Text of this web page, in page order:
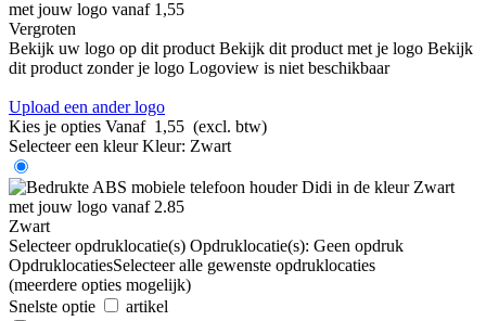
Vergroten
Bekijk uw logo op dit product Bekijk dit product met je logo Bekijk
dit product zonder je logo Logoview is niet beschikbaar
Upload een ander logo
Kies je opties Vanaf 1,55 (excl. btw)
Selecteer een kleur Kleur: Zwart
Zwart
Selecteer opdruklocatie(s) Opdruklocatie(s): Geen opdruk
OpdruklocatiesSelecteer alle gewenste opdruklocaties
(meerdere opties mogelijk)
Snelste optie
artikel